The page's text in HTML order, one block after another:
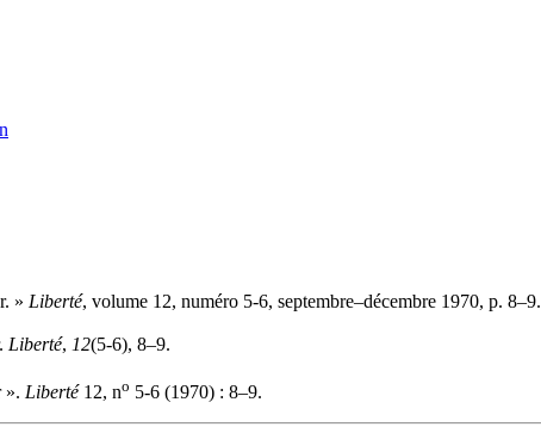
» Liberté, volume 12, numéro 5-6, septembre–décembre 1970, p. 8–9.
Liberté, 12(5-6), 8–9.
». Liberté12, no 5-6 (1970) : 8–9.